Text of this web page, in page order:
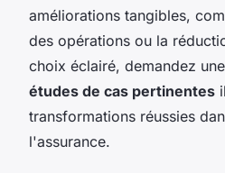
améliorations tangibles,
des opérations ou la
choix éclairé, demandez
études de cas pertinentes
transformations réussies
l'assurance.